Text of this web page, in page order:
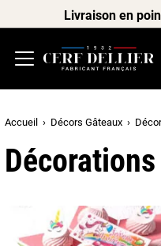
Livraison en
Accueil Décors Gâteaux